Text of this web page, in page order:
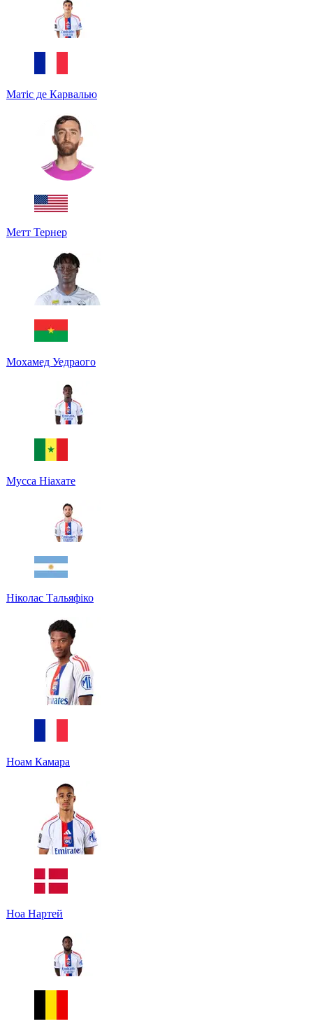
Матіс де Карвалью
Метт Тернер
Мохамед Уедраого
Мусса Ніахате
Ніколас Тальяфіко
Ноам Камара
Ноа Нартей